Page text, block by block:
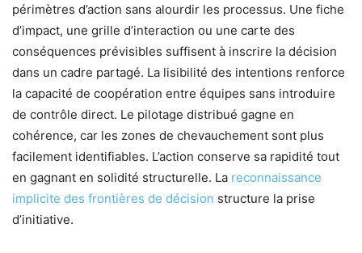
périmètres d’action sans alourdir les processus. Une fiche
d’impact, une grille d’interaction ou une carte des
conséquences prévisibles suffisent à inscrire la décision
dans un cadre partagé. La lisibilité des intentions renforce
la capacité de coopération entre équipes sans introduire
de contrôle direct. Le pilotage distribué gagne en
cohérence, car les zones de chevauchement sont plus
facilement identifiables. L’action conserve sa rapidité tout
en gagnant en solidité structurelle. La reconnaissance
implicite des frontières de décision structure la prise
d’initiative.